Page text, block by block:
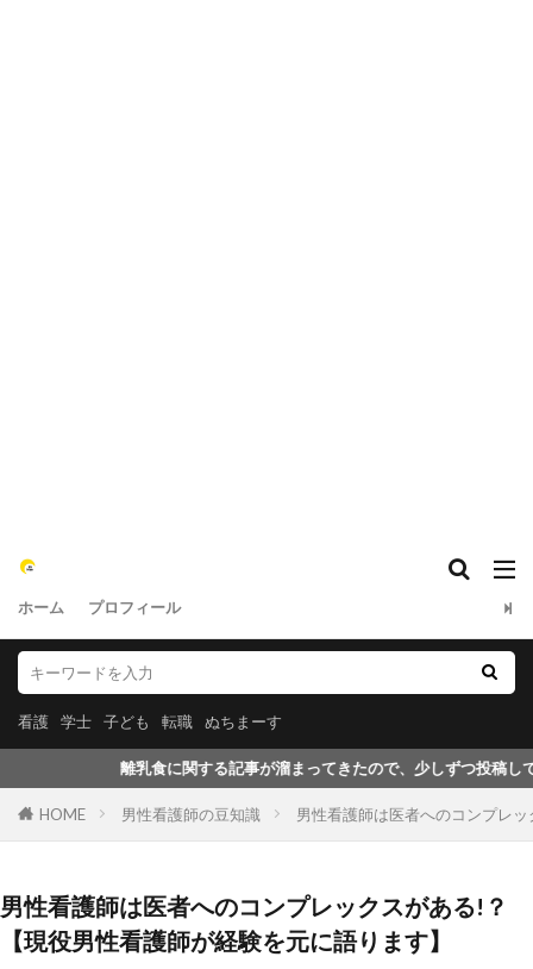
ホーム プロフィール
看護 学士 子ども 転職 ぬちまーす
事が溜まってきたので、少しずつ投稿していきたいと思います。是非ご
HOME 男性看護師の豆知識 男性看護師は医者へのコンプレ
男性看護師は医者へのコンプレックスがある!？
【現役男性看護師が経験を元に語ります】